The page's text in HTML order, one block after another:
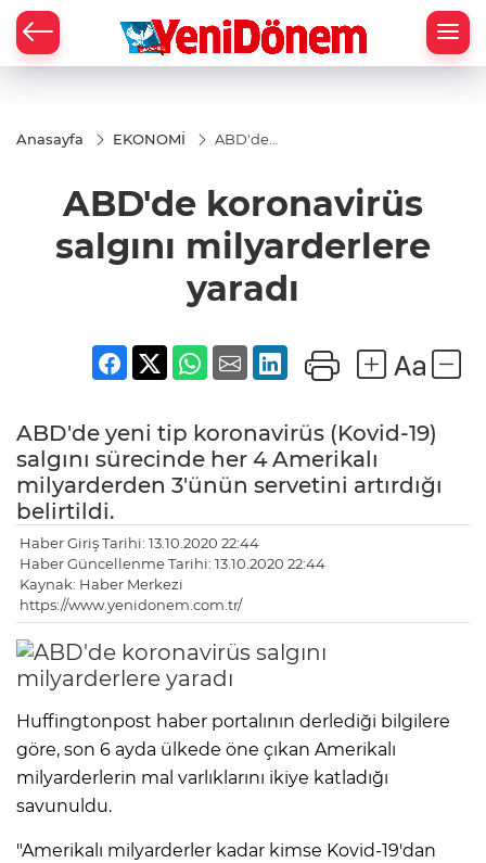
Anasayfa EKONOMİ
ABD'de
yaradı
ABD'de koronavirüs
salgını milyarderlere
yaradı
ABD'de yeni tip koronavirüs (Kovid-19)
salgını sürecinde her 4 Amerikalı
milyarderden 3'ünün servetini artırdığı
belirtildi.
Haber Giriş Tarihi: 13.10.2020 22:44
Haber Güncellenme Tarihi: 13.10.2020 22:44
Kaynak: Haber Merkezi
https://www.yenidonem.com.tr/
Huffingtonpost haber portalının derlediği bilgilere
göre, son 6 ayda ülkede öne çıkan Amerikalı
milyarderlerin mal varlıklarını ikiye katladığı
savunuldu.
"Amerikalı milyarderler kadar kimse Kovid-19'dan